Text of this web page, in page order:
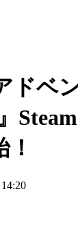
ドベ